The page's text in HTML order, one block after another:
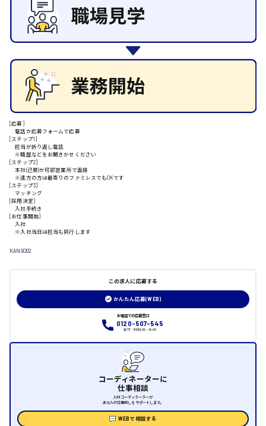
ラウンダー営業
ルート営業
その他の専門職
施工管理
自動車整備士
配送・ドライバー
東広島市
安芸高田市
安芸太田町
安芸郡
三原市
日給9000円～
日給10000円以上
日給制すべて
[応募]
電話か応募フォームで応募
[ステップ1]
担当が折り返し電話
※職歴などをお聞きかせください
[ステップ2]
本社(己斐)か可部営業所で面接
※遠方の方は最寄りのファミレスでもOKです
[ステップ3]
マッチング
[採用決定]
入社手続き
[お仕事開始]
入社
※入社当日は担当も同行します
KANGO02
この求人に応募する
かんたん応募(WEB)
お電話での応募窓口
0120-507-545
受付：平日9:00 - 18:00
コーディネーターに
仕事相談
人材コーディネーターが
あなたの仕事探しをサポートします。
WEBで相談する